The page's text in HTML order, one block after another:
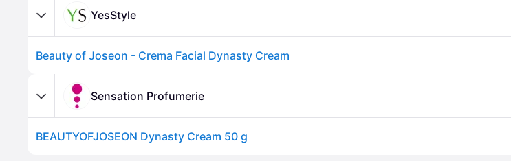
YesStyle
Beauty of Joseon - Crema Facial Dynasty Cream
Sensation Profumerie
BEAUTYOFJOSEON Dynasty Cream 50 g